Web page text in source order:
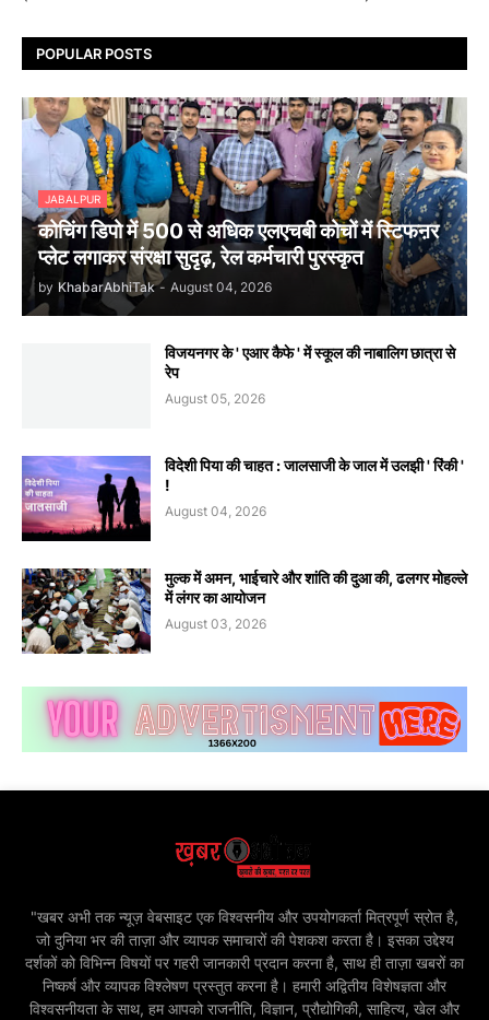
POPULAR POSTS
JABALPUR
कोचिंग डिपो में 500 से अधिक एलएचबी कोचों में स्टिफऩर
प्लेट लगाकर संरक्षा सुदृढ़, रेल कर्मचारी पुरस्कृत
by KhabarAbhiTak - August 04, 2026
विजयनगर के ' एआर कैफे ' में स्कूल की नाबालिग छात्रा से
रेप
August 05, 2026
विदेशी पिया की चाहत : जालसाजी के जाल में उलझी ' रिंकी '
!
August 04, 2026
मुल्क में अमन, भाईचारे और शांति की दुआ की, ढलगर मोहल्ले
में लंगर का आयोजन
August 03, 2026
"खबर अभी तक न्यूज़ वेबसाइट एक विश्वसनीय और उपयोगकर्ता मित्रपूर्ण स्रोत है,
जो दुनिया भर की ताज़ा और व्यापक समाचारों की पेशकश करता है। इसका उद्देश्य
दर्शकों को विभिन्न विषयों पर गहरी जानकारी प्रदान करना है, साथ ही ताज़ा खबरों का
निष्कर्ष और व्यापक विश्लेषण प्रस्तुत करना है। हमारी अद्वितीय विशेषज्ञता और
विश्वसनीयता के साथ, हम आपको राजनीति, विज्ञान, प्रौद्योगिकी, साहित्य, खेल और